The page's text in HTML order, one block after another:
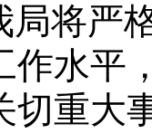
局将严
作水平
切重大